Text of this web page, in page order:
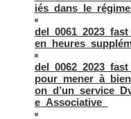
e_Associative_